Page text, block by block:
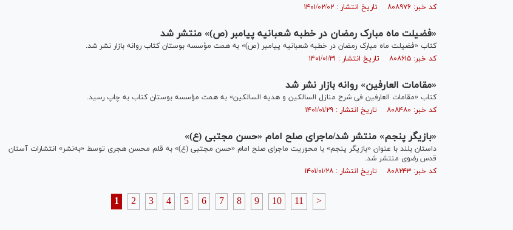
کد خبر: ۸۰۸۹۷۶ تاریخ انتشار : ۱۴۰۱/۰۲/۰۲
«فضیلت ماه مبارک رمضان در خطبه شعبانیه پیامبر (ص)» منتشر شد
کتاب «فضیلت ماه مبارک رمضان در خطبه شعبانیه پیامبر (ص)» به همت مؤسسه بوستان کتاب روانه بازار نشر شد.
کد خبر: ۸۰۸۶۱۵ تاریخ انتشار : ۱۴۰۱/۰۱/۳۱
«مقامات العارفین» روانه بازار نشر شد
کتاب «مقامات العارفین فی شرح منازل السالکین و هدیه السالکین» به همت مؤسسه بوستان کتاب به چاپ رسید.
کد خبر: ۸۰۸۴۸۰ تاریخ انتشار : ۱۴۰۱/۰۱/۲۹
«بازیگر پنجم» منتشر شد/ماجرای صلح امام «حسن مجتبی (ع)»
داستان بلند با عنوان «بازیگر پنجم» با محوریت ماجرای صلح امام «حسن مجتبی (ع)» به قلم محسن هجری توسط «به‌نشر» انتشارات آستان
قدس رضوی منتشر شد.
کد خبر: ۸۰۸۲۴۳ تاریخ انتشار : ۱۴۰۱/۰۱/۲۸
1 2 3 4 5 6 7 8 9 10 11 >